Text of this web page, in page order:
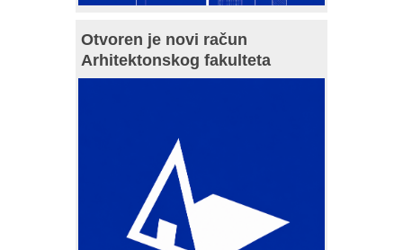
Otvoren je novi račun
Arhitektonskog fakulteta